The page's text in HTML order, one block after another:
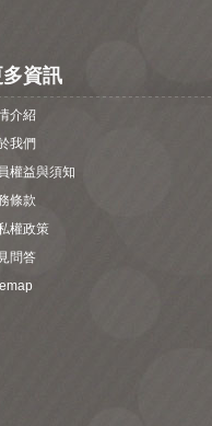
多資訊
介紹
我們
權益與須知
條款
權政策
問答